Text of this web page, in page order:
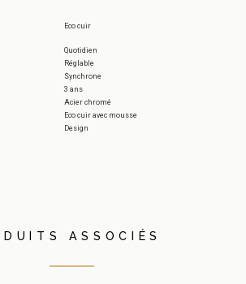
Eco cuir
Quotidien
Réglable
Synchrone
3 ans
Acier chromé
Eco cuir avec mousse
Design
ASSOCIÉS